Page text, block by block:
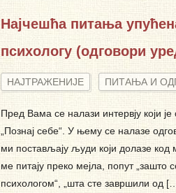
Најчешћа питања
психологу (одговори
НАЈТРАЖЕНИЈЕ ПИТАЊА И
Пред Вама се налази интервју који
„Познај себе“. У њему се налазе
ми постављају људи који долазе код
ме питају преко мејла, попут
психологом“, „шта сте завршили од